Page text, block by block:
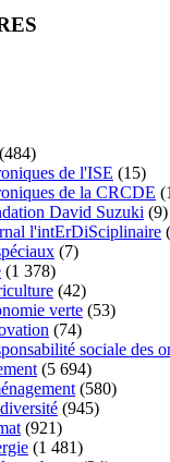
(484)
de l'ISE (15)
de la CRCDE
David Suzuki (9)
l'intErDiSciplinaire
(7)
(1 378)
(42)
verte (53)
(74)
sociale des
(5 694)
(580)
(945)
(921)
(1 481)